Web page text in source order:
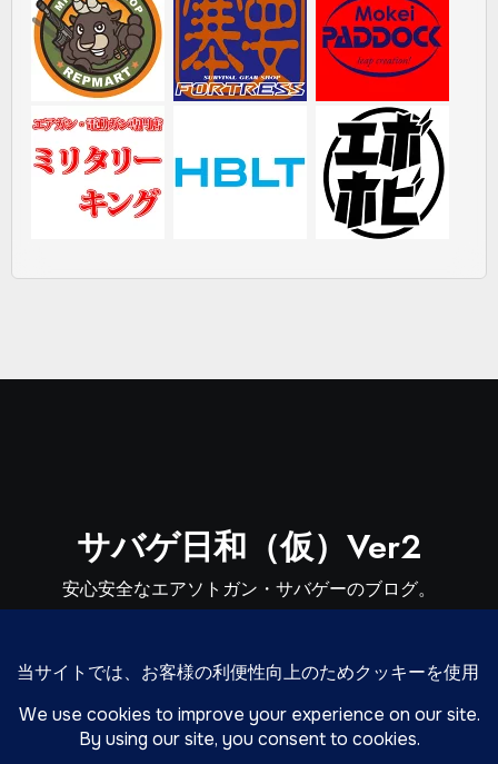
サバゲ日和（仮）Ver2
安心安全なエアソトガン・サバゲーのブログ。
ンテナンス日記